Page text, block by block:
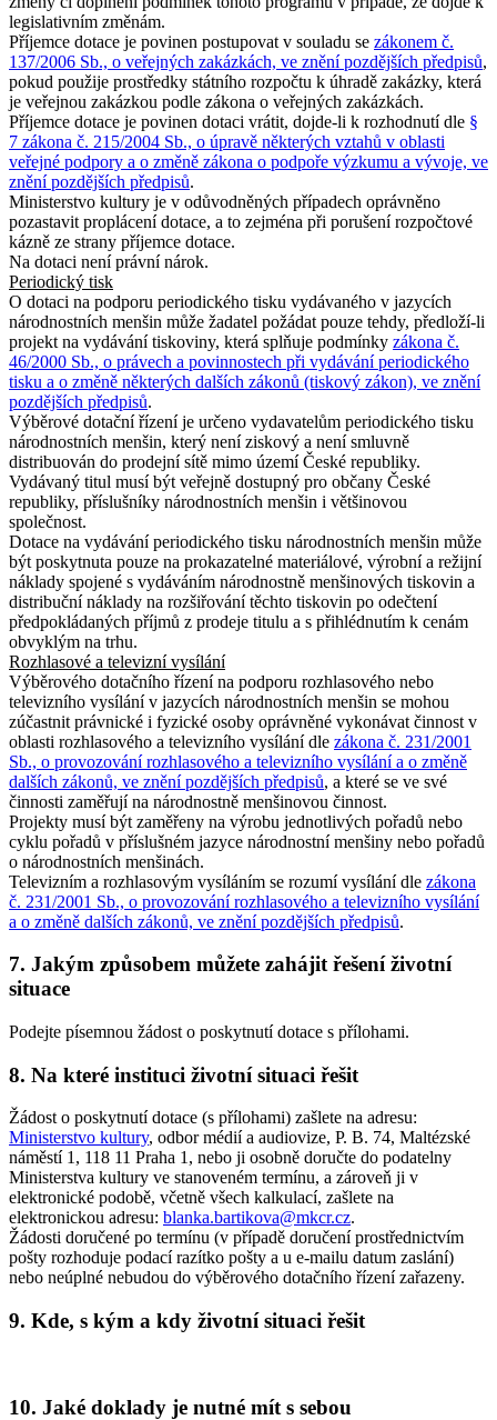
legislativním změnám.
Příjemce dotace je povinen postupovat v souladu se zákonem č.
137/2006 Sb., o veřejných zakázkách, ve znění pozdějších předpisů,
pokud použije prostředky státního rozpočtu k úhradě zakázky, která
je veřejnou zakázkou podle zákona o veřejných zakázkách.
Příjemce dotace je povinen dotaci vrátit, dojde-li k rozhodnutí dle §
7 zákona č. 215/2004 Sb., o úpravě některých vztahů v oblasti
veřejné podpory a o změně zákona o podpoře výzkumu a vývoje, ve
znění pozdějších předpisů.
Ministerstvo kultury je v odůvodněných případech oprávněno
pozastavit proplácení dotace, a to zejména při porušení rozpočtové
kázně ze strany příjemce dotace.
Na dotaci není právní nárok.
Periodický tisk
O dotaci na podporu periodického tisku vydávaného v jazycích
národnostních menšin může žadatel požádat pouze tehdy, předloží-li
projekt na vydávání tiskoviny, která splňuje podmínky zákona č.
46/2000 Sb., o právech a povinnostech při vydávání periodického
tisku a o změně některých dalších zákonů (tiskový zákon), ve znění
pozdějších předpisů.
Výběrové dotační řízení je určeno vydavatelům periodického tisku
národnostních menšin, který není ziskový a není smluvně
distribuován do prodejní sítě mimo území České republiky.
Vydávaný titul musí být veřejně dostupný pro občany České
republiky, příslušníky národnostních menšin i většinovou
společnost.
Dotace na vydávání periodického tisku národnostních menšin může
být poskytnuta pouze na prokazatelné materiálové, výrobní a režijní
náklady spojené s vydáváním národnostně menšinových tiskovin a
distribuční náklady na rozšiřování těchto tiskovin po odečtení
předpokládaných příjmů z prodeje titulu a s přihlédnutím k cenám
obvyklým na trhu.
Rozhlasové a televizní vysílání
Výběrového dotačního řízení na podporu rozhlasového nebo
televizního vysílání v jazycích národnostních menšin se mohou
zúčastnit právnické i fyzické osoby oprávněné vykonávat činnost v
oblasti rozhlasového a televizního vysílání dle zákona č. 231/2001
Sb., o provozování rozhlasového a televizního vysílání a o změně
dalších zákonů, ve znění pozdějších předpisů, a které se ve své
činnosti zaměřují na národnostně menšinovou činnost.
Projekty musí být zaměřeny na výrobu jednotlivých pořadů nebo
cyklu pořadů v příslušném jazyce národnostní menšiny nebo pořadů
o národnostních menšinách.
Televizním a rozhlasovým vysíláním se rozumí vysílání dle zákona
č. 231/2001 Sb., o provozování rozhlasového a televizního vysílání
a o změně dalších zákonů, ve znění pozdějších předpisů.
7. Jakým způsobem můžete zahájit řešení životní
situace
Podejte písemnou žádost o poskytnutí dotace s přílohami.
8. Na které instituci životní situaci řešit
Žádost o poskytnutí dotace (s přílohami) zašlete na adresu:
Ministerstvo kultury, odbor médií a audiovize, P. B. 74, Maltézské
náměstí 1, 118 11 Praha 1, nebo ji osobně doručte do podatelny
Ministerstva kultury ve stanoveném termínu, a zároveň ji v
elektronické podobě, včetně všech kalkulací, zašlete na
elektronickou adresu: blanka.bartikova@mkcr.cz.
Žádosti doručené po termínu (v případě doručení prostřednictvím
pošty rozhoduje podací razítko pošty a u e-mailu datum zaslání)
nebo neúplné nebudou do výběrového dotačního řízení zařazeny.
9. Kde, s kým a kdy životní situaci řešit
10. Jaké doklady je nutné mít s sebou